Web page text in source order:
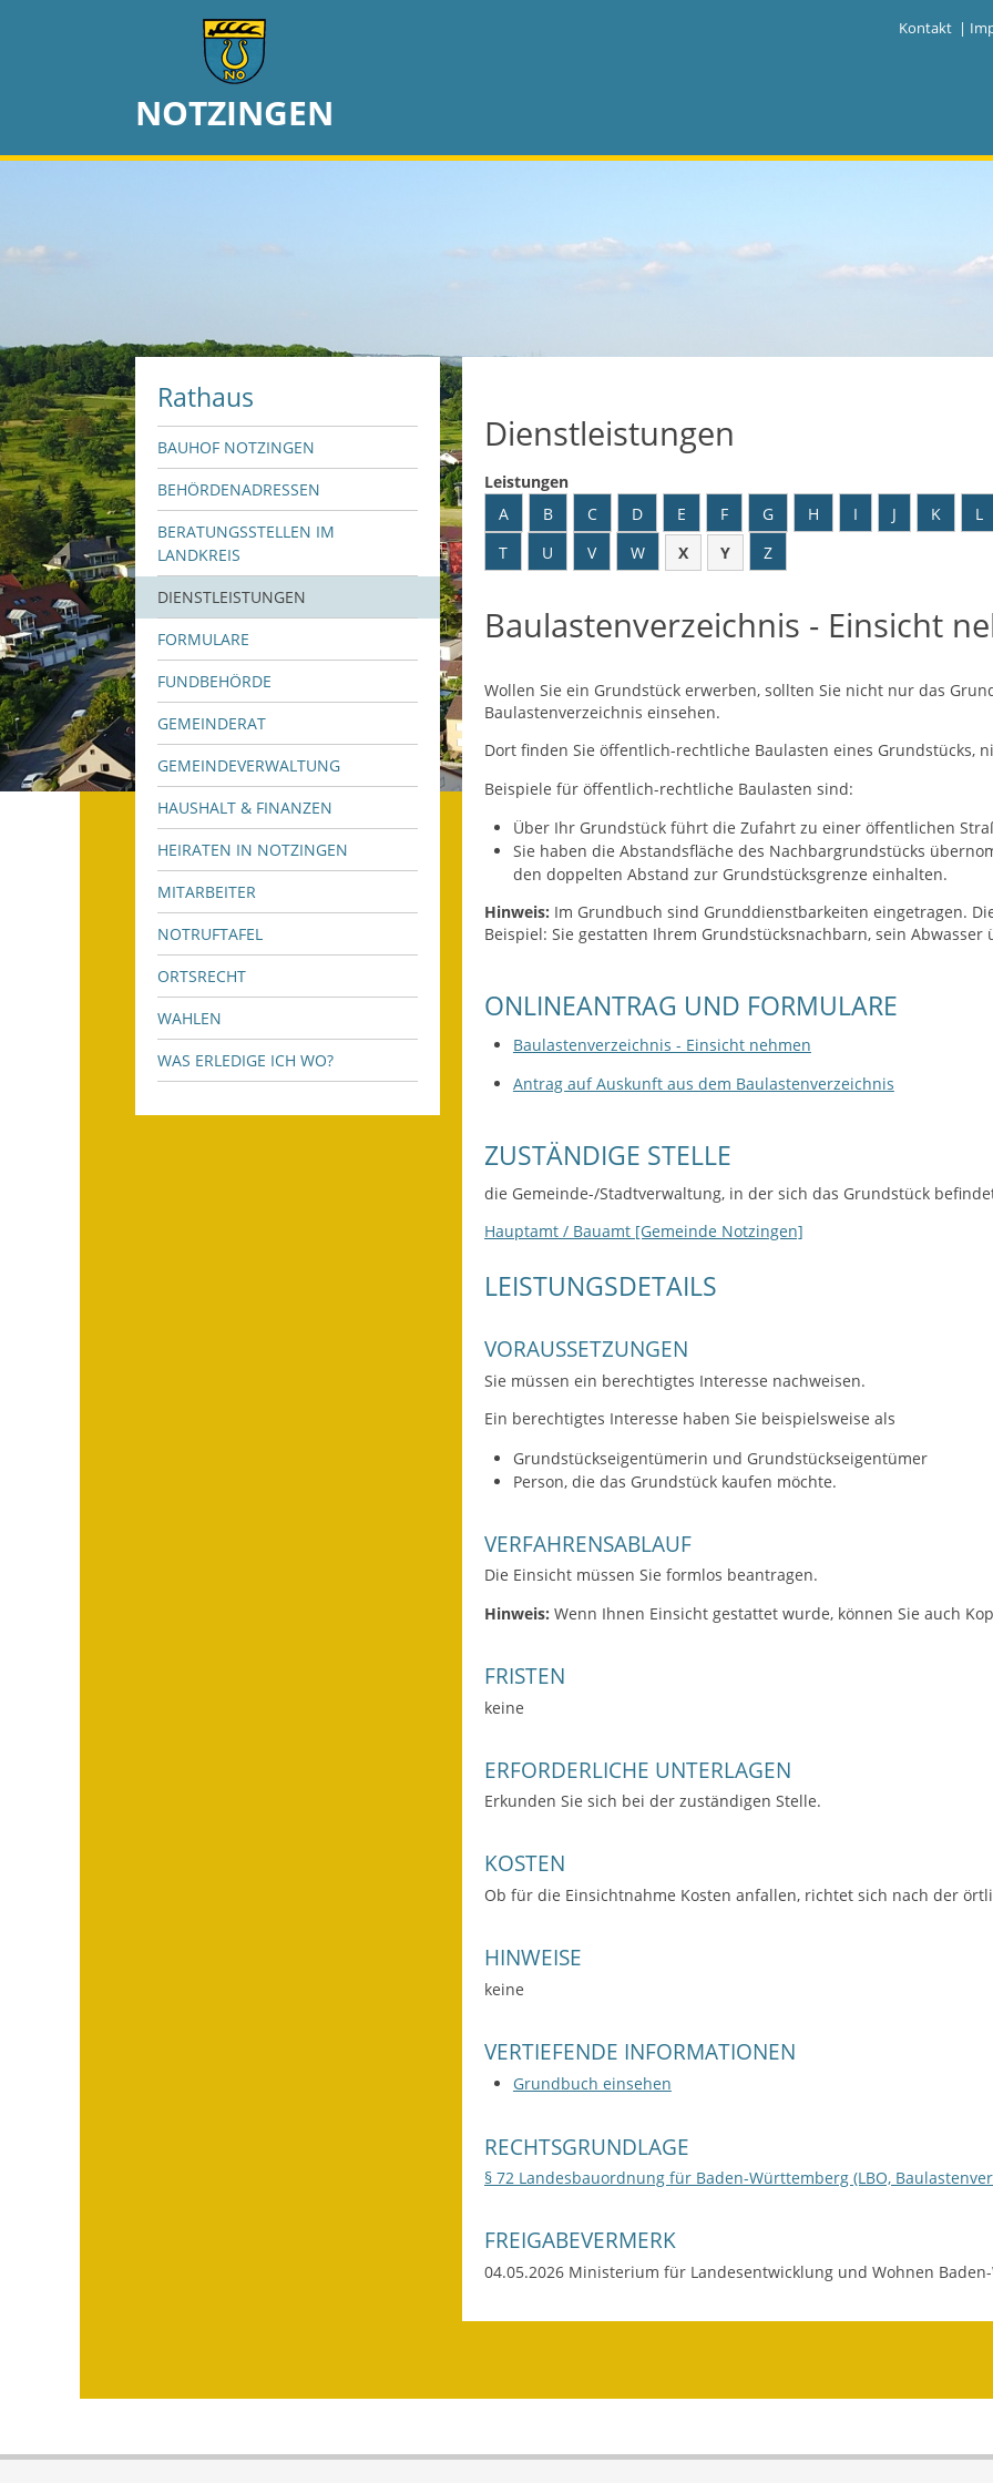
Kontakt |
NOTZINGEN
Rathaus
BAUHOF NOTZINGEN
BEHÖRDENADRESSEN
BERATUNGSSTELLEN IM
LANDKREIS
DIENSTLEISTUNGEN
FORMULARE
FUNDBEHÖRDE
GEMEINDERAT
GEMEINDEVERWALTUNG
HAUSHALT & FINANZEN
HEIRATEN IN NOTZINGEN
MITARBEITER
NOTRUFTAFEL
ORTSRECHT
WAHLEN
WAS ERLEDIGE ICH WO?
Dienstleistungen
Leistungen
A
B C D E F G H I J K L
T
U V W X Y Z
Baulastenverzeichnis - Einsicht
Wollen Sie ein Grundstück erwerben, sollten Sie nicht nur das
Baulastenverzeichnis einsehen.
Dort finden Sie öffentlich-rechtliche Baulasten eines Grundstücks,
Beispiele für öffentlich-rechtliche Baulasten sind:
Über Ihr Grundstück führt die Zufahrt zu einer öffentlichen
Sie haben die Abstandsfläche des Nachbargrundstücks
den doppelten Abstand zur Grundstücksgrenze einhalten.
Hinweis: Im Grundbuch sind Grunddienstbarkeiten eingetragen.
Beispiel: Sie gestatten Ihrem Grundstücksnachbarn, sein
ONLINEANTRAG UND FORMULARE
Baulastenverzeichnis - Einsicht nehmen
Antrag auf Auskunft aus dem Baulastenverzeichnis
ZUSTÄNDIGE STELLE
die Gemeinde-/Stadtverwaltung, in der sich das Grundstück
Hauptamt / Bauamt [Gemeinde Notzingen]
LEISTUNGSDETAILS
VORAUSSETZUNGEN
Sie müssen ein berechtigtes Interesse nachweisen.
Ein berechtigtes Interesse haben Sie beispielsweise als
Grundstückseigentümerin und Grundstückseigentümer
Person, die das Grundstück kaufen möchte.
VERFAHRENSABLAUF
Die Einsicht müssen Sie formlos beantragen.
Hinweis: Wenn Ihnen Einsicht gestattet wurde, können Sie auch
FRISTEN
keine
ERFORDERLICHE UNTERLAGEN
Erkunden Sie sich bei der zuständigen Stelle.
KOSTEN
Ob für die Einsichtnahme Kosten anfallen, richtet sich nach der
HINWEISE
keine
VERTIEFENDE INFORMATIONEN
Grundbuch einsehen
RECHTSGRUNDLAGE
§ 72 Landesbauordnung für Baden-Württemberg (LBO,
FREIGABEVERMERK
04.05.2026 Ministerium für Landesentwicklung und Wohnen